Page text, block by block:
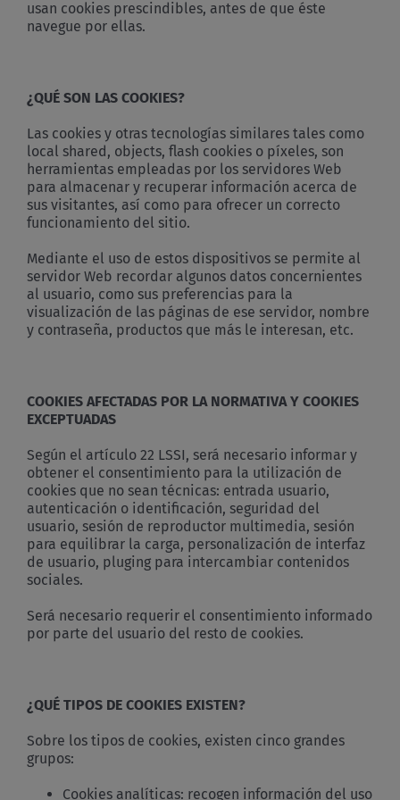
usan cookies prescindibles, antes de que éste
navegue por ellas.
¿QUÉ SON LAS COOKIES?
Las cookies y otras tecnologías similares tales como
local shared, objects, flash cookies o píxeles, son
herramientas empleadas por los servidores Web
para almacenar y recuperar información acerca de
sus visitantes, así como para ofrecer un correcto
funcionamiento del sitio.
Mediante el uso de estos dispositivos se permite al
servidor Web recordar algunos datos concernientes
al usuario, como sus preferencias para la
visualización de las páginas de ese servidor, nombre
y contraseña, productos que más le interesan, etc.
COOKIES AFECTADAS POR LA NORMATIVA Y COOKIES
EXCEPTUADAS
Según el artículo 22 LSSI, será necesario informar y
obtener el consentimiento para la utilización de
cookies que no sean técnicas: entrada usuario,
autenticación o identificación, seguridad del
usuario, sesión de reproductor multimedia, sesión
para equilibrar la carga, personalización de interfaz
de usuario, pluging para intercambiar contenidos
sociales.
Será necesario requerir el consentimiento informado
por parte del usuario del resto de cookies.
¿QUÉ TIPOS DE COOKIES EXISTEN?
Sobre los tipos de cookies, existen cinco grandes
grupos:
Cookies analíticas: recogen información del uso